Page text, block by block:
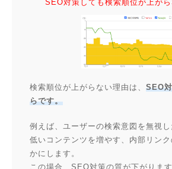
SEO対策しても検索順位が上が
検索順位が上がらない理由は、 SEO
らです。
例えば、ユーザーの検索意図を無視
低いコンテンツを増やす、内部リン
かにします。
この場合、SEO対策の質が下がります